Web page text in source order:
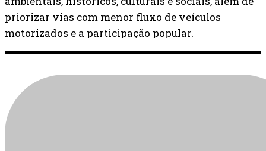
priorizar vias com menor fluxo de veículos
motorizados e a participação popular.